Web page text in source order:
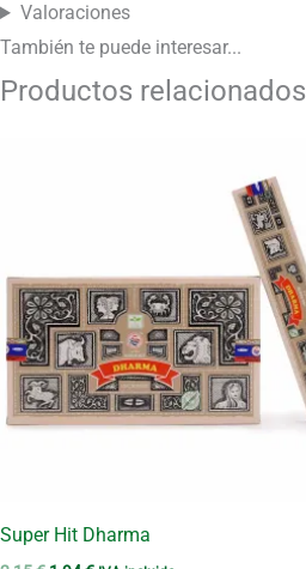
Valoraciones
También te puede interesar...
Productos relacionados
Super Hit Dharma